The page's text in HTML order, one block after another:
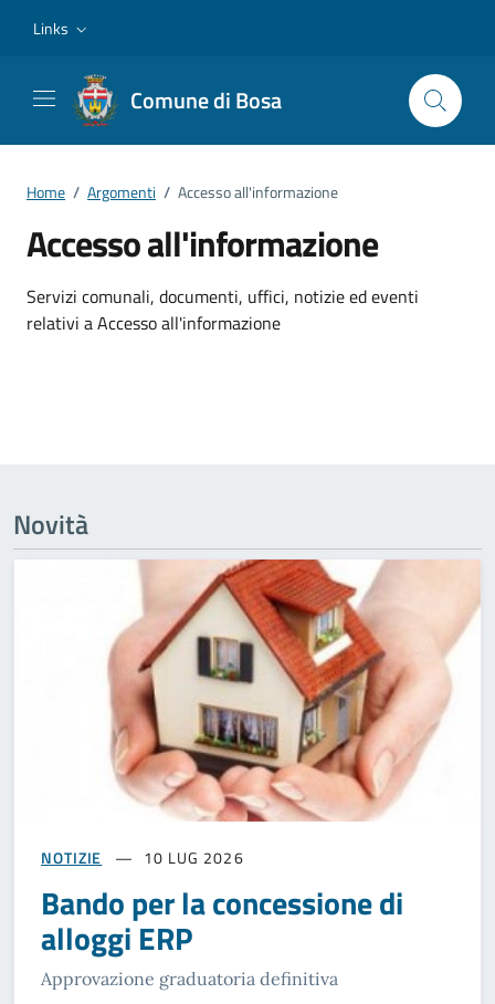
Links
Comune di Bosa
Home / Argomenti / Accesso all'informazione
Accesso all'informazione
Dettagli dell'argomento
Servizi comunali, documenti, uffici, notizie ed eventi
relativi a Accesso all'informazione
Novità
NOTIZIE 10 LUG 2026
Bando per la concessione di
alloggi ERP
Approvazione graduatoria definitiva